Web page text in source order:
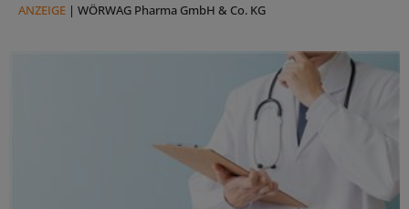
ANZEIGE | WÖRWAG Pharma GmbH & Co. KG